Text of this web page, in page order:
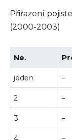
Přiřazení
(2000-2003)
Ne.
jeden –
2 –
3 –